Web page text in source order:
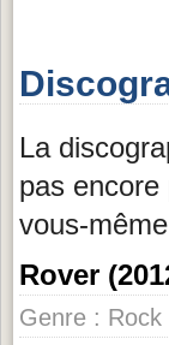
La
pas
vous-
Rover
Genre :